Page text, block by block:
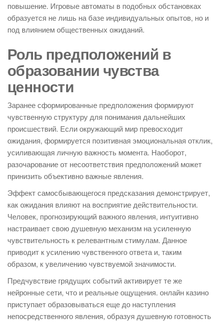
повышение. Игровые автоматы в подобных обстановках
образуется не лишь на базе индивидуальных опытов, но и
под влиянием общественных ожиданий.
Роль предположений в
образовании чувства
ценности
Заранее сформированные предположения формируют
чувственную структуру для понимания дальнейших
происшествий. Если окружающий мир превосходит
ожидания, формируется позитивная эмоциональная отклик,
усиливающая личную важность момента. Наоборот,
разочарование от несоответствия предположений может
принизить объективно важные явления.
Эффект самосбывающегося предсказания демонстрирует,
как ожидания влияют на восприятие действительности.
Человек, прогнозирующий важного явления, интуитивно
настраивает свою душевную механизм на усиленную
чувствительность к релевантным стимулам. Данное
приводит к усилению чувственного ответа и, таким
образом, к увеличению чувствуемой значимости.
Предчувствие грядущих событий активирует те же
нейронные сети, что и реальные ощущения. онлайн казино
приступает образовываться еще до наступления
непосредственного явления, образуя душевную готовность